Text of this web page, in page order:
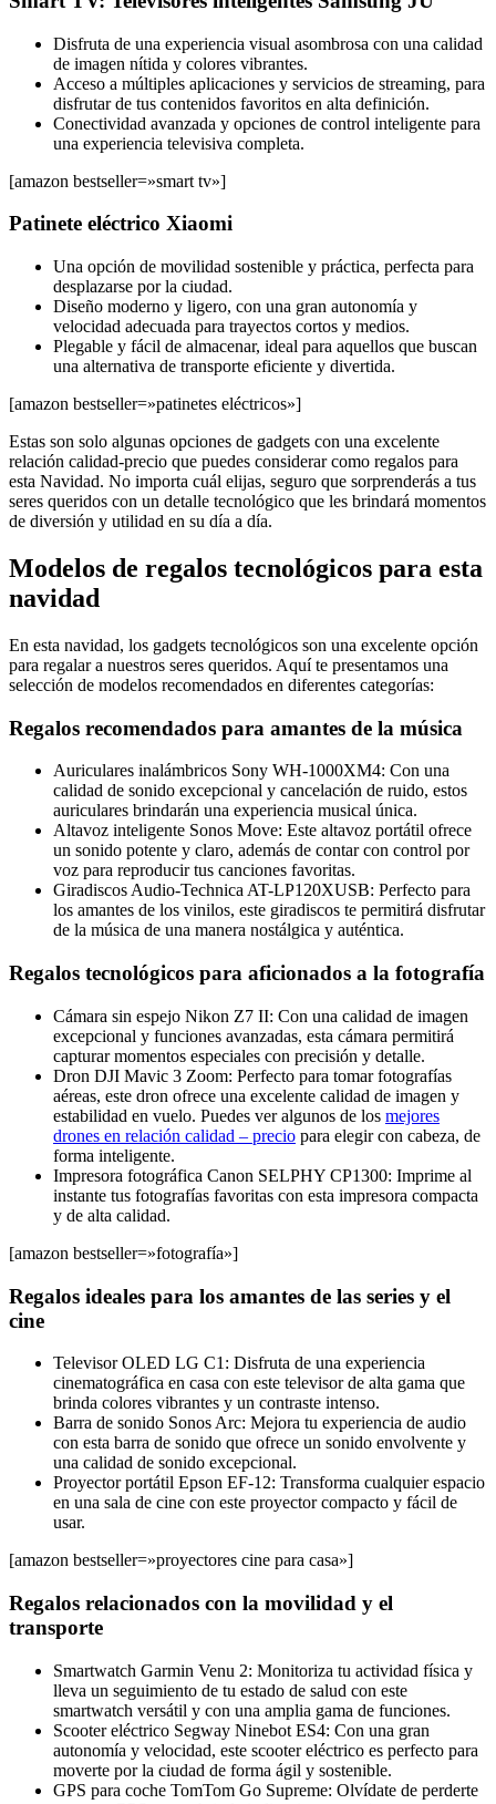
Disfruta de una experiencia visual asombrosa con una calidad
de imagen nítida y colores vibrantes.
Acceso a múltiples aplicaciones y servicios de streaming, para
disfrutar de tus contenidos favoritos en alta definición.
Conectividad avanzada y opciones de control inteligente para
una experiencia televisiva completa.
[amazon bestseller=»smart tv»]
Patinete eléctrico Xiaomi
Una opción de movilidad sostenible y práctica, perfecta para
desplazarse por la ciudad.
Diseño moderno y ligero, con una gran autonomía y
velocidad adecuada para trayectos cortos y medios.
Plegable y fácil de almacenar, ideal para aquellos que buscan
una alternativa de transporte eficiente y divertida.
[amazon bestseller=»patinetes eléctricos»]
Estas son solo algunas opciones de gadgets con una excelente
relación calidad-precio que puedes considerar como regalos para
esta Navidad. No importa cuál elijas, seguro que sorprenderás a tus
seres queridos con un detalle tecnológico que les brindará momentos
de diversión y utilidad en su día a día.
Modelos de regalos tecnológicos para esta
navidad
En esta navidad, los gadgets tecnológicos son una excelente opción
para regalar a nuestros seres queridos. Aquí te presentamos una
selección de modelos recomendados en diferentes categorías:
Regalos recomendados para amantes de la música
Auriculares inalámbricos Sony WH-1000XM4: Con una
calidad de sonido excepcional y cancelación de ruido, estos
auriculares brindarán una experiencia musical única.
Altavoz inteligente Sonos Move: Este altavoz portátil ofrece
un sonido potente y claro, además de contar con control por
voz para reproducir tus canciones favoritas.
Giradiscos Audio-Technica AT-LP120XUSB: Perfecto para
los amantes de los vinilos, este giradiscos te permitirá disfrutar
de la música de una manera nostálgica y auténtica.
Regalos tecnológicos para aficionados a la fotografía
Cámara sin espejo Nikon Z7 II: Con una calidad de imagen
excepcional y funciones avanzadas, esta cámara permitirá
capturar momentos especiales con precisión y detalle.
Dron DJI Mavic 3 Zoom: Perfecto para tomar fotografías
aéreas, este dron ofrece una excelente calidad de imagen y
estabilidad en vuelo. Puedes ver algunos de los mejores
drones en relación calidad – precio para elegir con cabeza, de
forma inteligente.
Impresora fotográfica Canon SELPHY CP1300: Imprime al
instante tus fotografías favoritas con esta impresora compacta
y de alta calidad.
[amazon bestseller=»fotografía»]
Regalos ideales para los amantes de las series y el
cine
Televisor OLED LG C1: Disfruta de una experiencia
cinematográfica en casa con este televisor de alta gama que
brinda colores vibrantes y un contraste intenso.
Barra de sonido Sonos Arc: Mejora tu experiencia de audio
con esta barra de sonido que ofrece un sonido envolvente y
una calidad de sonido excepcional.
Proyector portátil Epson EF-12: Transforma cualquier espacio
en una sala de cine con este proyector compacto y fácil de
usar.
[amazon bestseller=»proyectores cine para casa»]
Regalos relacionados con la movilidad y el
transporte
Smartwatch Garmin Venu 2: Monitoriza tu actividad física y
lleva un seguimiento de tu estado de salud con este
smartwatch versátil y con una amplia gama de funciones.
Scooter eléctrico Segway Ninebot ES4: Con una gran
autonomía y velocidad, este scooter eléctrico es perfecto para
moverte por la ciudad de forma ágil y sostenible.
GPS para coche TomTom Go Supreme: Olvídate de perderte